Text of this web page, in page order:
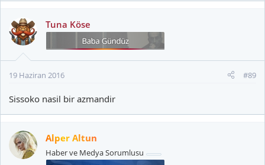
Tuna Köse
19 Haziran 2016 #89
Sissoko nasil bir azmandir
Alper Altun
Haber ve Medya Sorumlusu